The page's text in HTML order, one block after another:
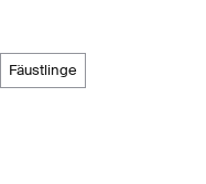
fäustlinge